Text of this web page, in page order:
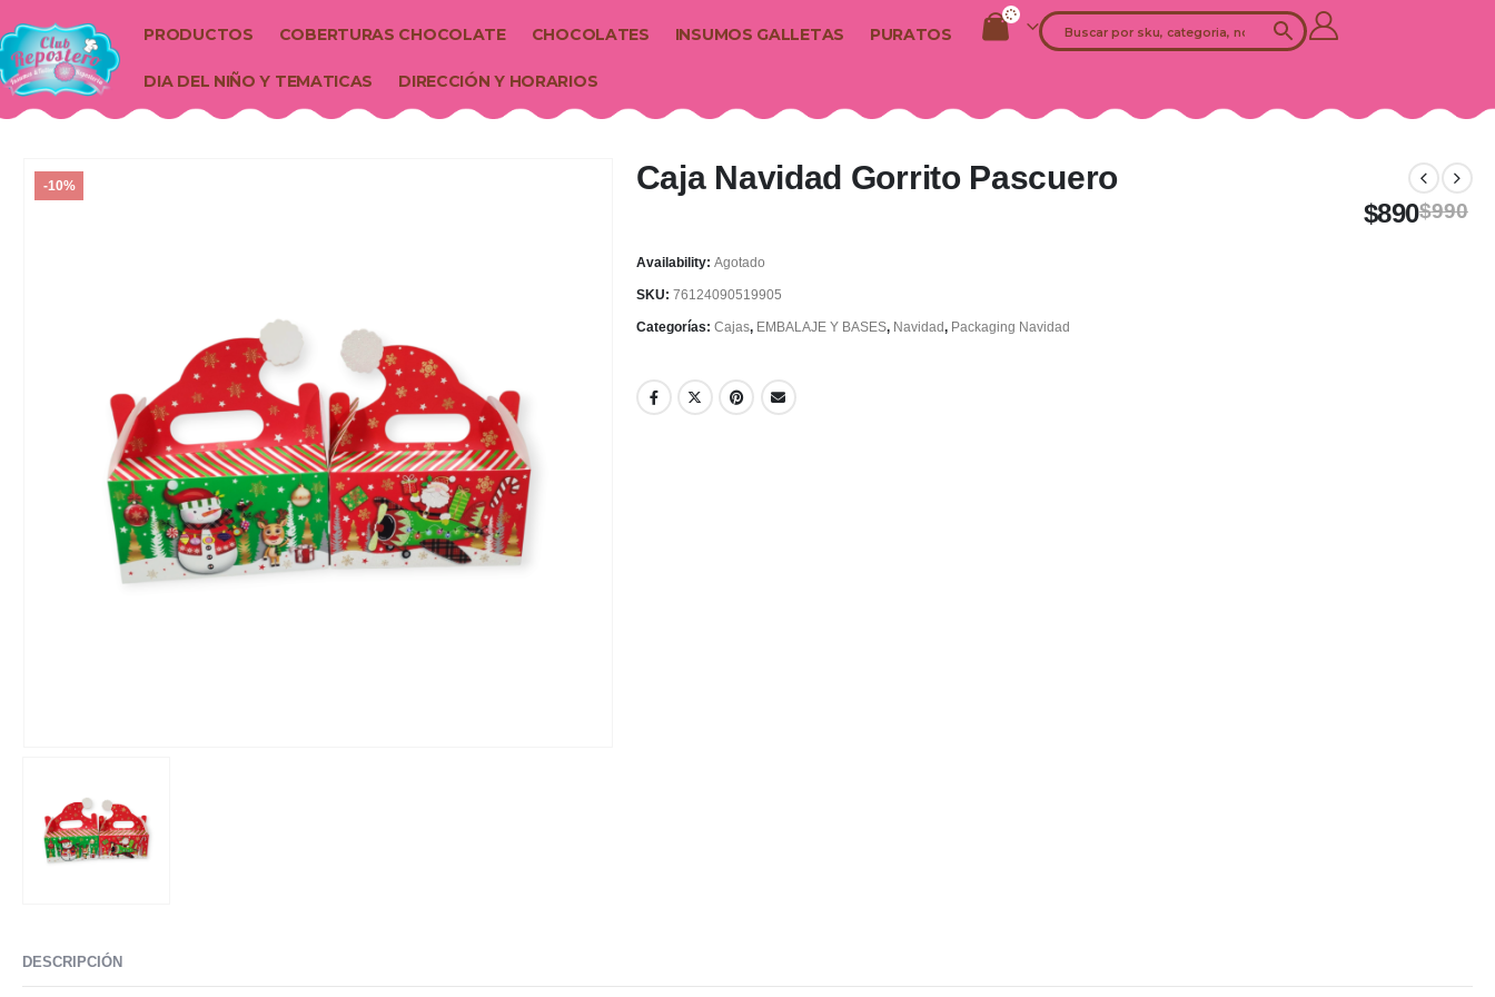
PRODUCTOS COBERTURAS CHOCOLATE CHOCOLATES INSUMOS GALLETAS PURATOS
DIA DEL NIÑO Y TEMATICAS DIRECCIÓN Y HORARIOS
-10% Caja Navidad Gorrito Pascuero
$990
$890
Availability: Agotado
SKU: 76124090519905
Categorías: Cajas, EMBALAJE Y BASES, Navidad, Packaging Navidad
DESCRIPCIÓN